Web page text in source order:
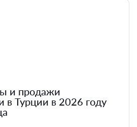
и продажи
в Турции в 2026 году